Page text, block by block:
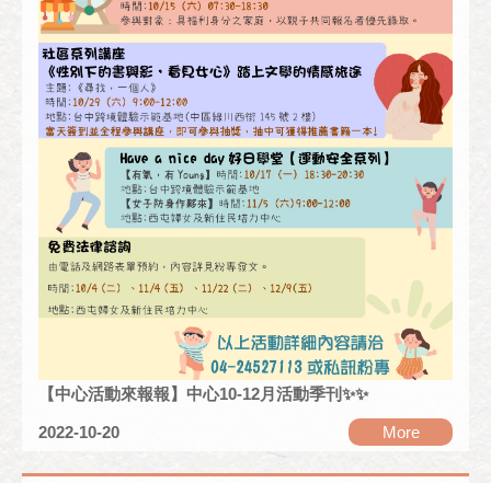
【中心活動來報報】中心10-12月活動季刊✨✨
2022-10-20 More